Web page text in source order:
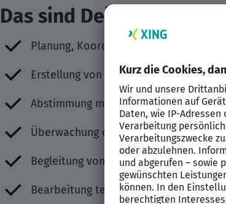
Das sind Deine Aufgaben
Planung, Koordination und
Erstellung von Ausschreibungen,
Abstimmung mit Auftraggebern,
Überwachung der Bauausführung
Begleitung von Vergabeprozessen
Bearbeitung technischer